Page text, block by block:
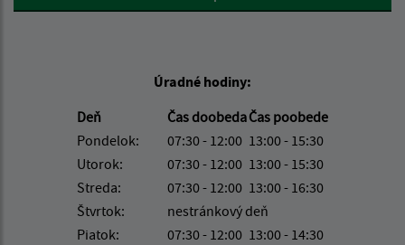
Úradné hodiny:
Deň
Čas doobedaČas poobede
Pondelok:
07:30 - 12:00 13:00 - 15:30
Utorok:
07:30 - 12:00 13:00 - 15:30
Streda:
07:30 - 12:00 13:00 - 16:30
Štvrtok:
nestránkový deň
Piatok:
07:30 - 12:00 13:00 - 14:30